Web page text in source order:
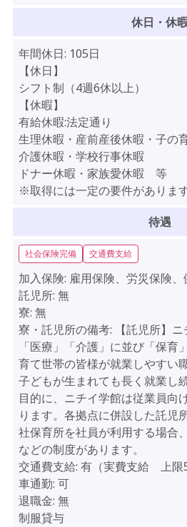
休日・休
年間休日: 105日
【休日】
シフト制（4週6休以上）
【休暇】
有給休暇:法定通り
生理休暇・産前産後休暇・子の
介護休暇・学校行事休暇
ドナー休暇・家族愛休暇 等
※取得には一定の要件がありま
待遇
社会保険完備 交通費支給
加入保険: 雇用保険、労災保険
託児所: 無
寮: 無
寮・託児所の備考:
【託児所】
「医療」「介護」に並び「保育
育て世帯の皆様が就業しやすい
子どもが生まれても長く就業し
目的に、ニチイ学館は従業員向
ります。各拠点に併設した託児
社保育所を社員が利用する場合
などの制度があります。
交通費支給: 有（実費支給 上限
車通勤: 可
退職金: 無
制服貸与